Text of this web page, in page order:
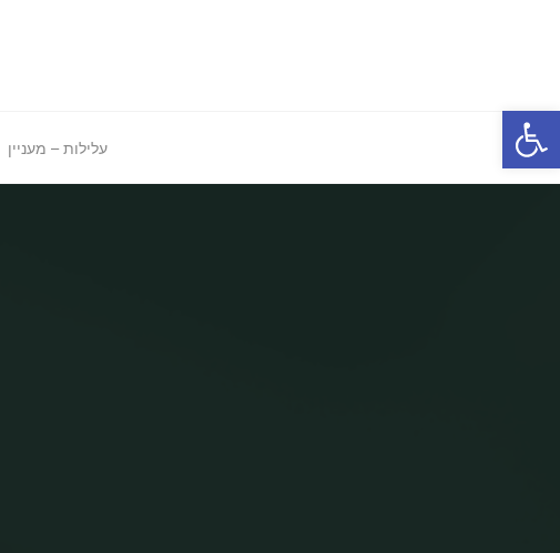
פתח סרגל נגישות
עלילות – מעניין